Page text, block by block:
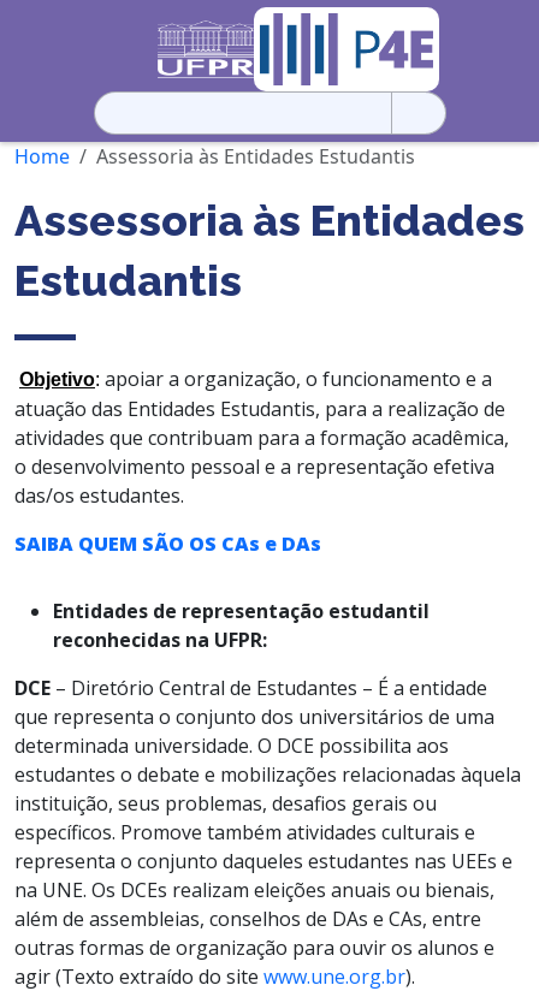
Pesquisar
por:
Home
Assessoria às Entidades Estudantis
Assessoria às Entidades
Estudantis
Objetivo: apoiar a organização, o funcionamento e a
atuação das Entidades Estudantis, para a realização de
atividades que contribuam para a formação acadêmica,
o desenvolvimento pessoal e a representação efetiva
das/os estudantes.
SAIBA QUEM SÃO OS CAs e DAs
Entidades de representação estudantil
reconhecidas na UFPR:
DCE – Diretório Central de Estudantes – É a entidade
que representa o conjunto dos universitários de uma
determinada universidade. O DCE possibilita aos
estudantes o debate e mobilizações relacionadas àquela
instituição, seus problemas, desafios gerais ou
específicos. Promove também atividades culturais e
representa o conjunto daqueles estudantes nas UEEs e
na UNE. Os DCEs realizam eleições anuais ou bienais,
além de assembleias, conselhos de DAs e CAs, entre
outras formas de organização para ouvir os alunos e
agir (Texto extraído do site www.une.org.br).